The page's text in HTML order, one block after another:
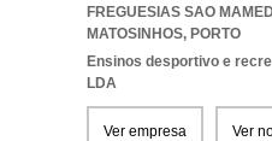
FREGUESIAS SAO
MATOSINHOS, PORTO
Ensinos desportivo e
LDA
Ver empresa Ver